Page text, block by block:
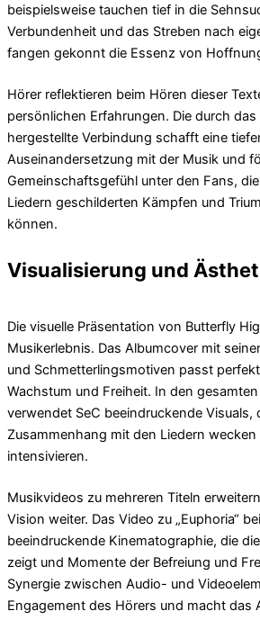
beispielsweise tauchen tief in die
Verbundenheit und das Streben nach
fangen gekonnt die Essenz von
Hörer reflektieren beim Hören dieser
persönlichen Erfahrungen. Die durch
hergestellte Verbindung schafft eine
Auseinandersetzung mit der Musik und
Gemeinschaftsgefühl unter den Fans,
Liedern geschilderten Kämpfen und
können.
Visualisierung und
Die visuelle Präsentation von Butterfly
Musikerlebnis. Das Albumcover mit
und Schmetterlingsmotiven passt
Wachstum und Freiheit. In den
verwendet SeC beeindruckende Visuals,
Zusammenhang mit den Liedern
intensivieren.
Musikvideos zu mehreren Titeln
Vision weiter. Das Video zu „Euphoria“
beeindruckende Kinematographie, die
zeigt und Momente der Befreiung und
Synergie zwischen Audio- und
Engagement des Hörers und macht das